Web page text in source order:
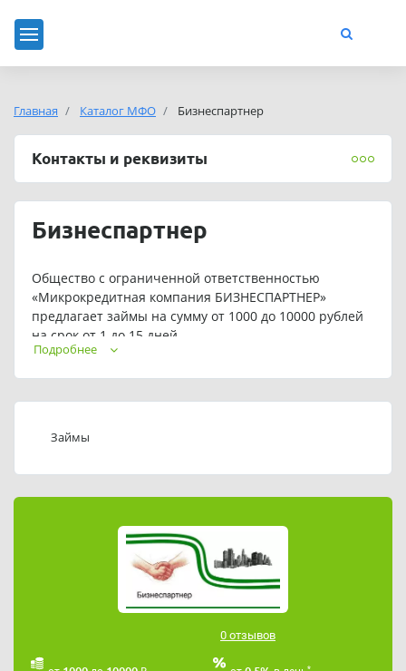
Главная Каталог МФО Бизнеспартнер
Контакты и реквизиты
Бизнеспартнер
Общество с ограниченной ответственностью
«Микрокредитная компания БИЗНЕСПАРТНЕР»
предлагает займы на сумму от 1000 до 10000 рублей
на срок от 1 до 15 дней.
индивидуальные условия кредитования.
БИЗНЕСПАРТНЕР»: 83422084018.
БИЗНЕСПАРТНЕР»:osdavidova@gmail.com
Подробнее
Займы
0 отзывов
*